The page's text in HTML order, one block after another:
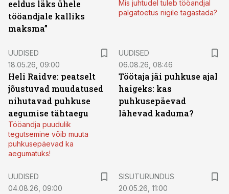
eeldus läks ühele
tööandjale kalliks
maksma”
Mis juhtudel tuleb tööandjal
palgatoetus riigile tagastada?
UUDISED
18.05.26, 09:00
Heli Raidve: peatselt
jõustuvad muudatused
nihutavad puhkuse
aegumise tähtaegu
Tööandja puudulik
tegutsemine võib muuta
puhkusepäevad ka
aegumatuks!
UUDISED
06.08.26, 08:46
Töötaja jäi puhkuse ajal
haigeks: kas
puhkusepäevad
lähevad kaduma?
UUDISED
04.08.26, 09:00
SISUTURUNDUS
20.05.26, 11:00